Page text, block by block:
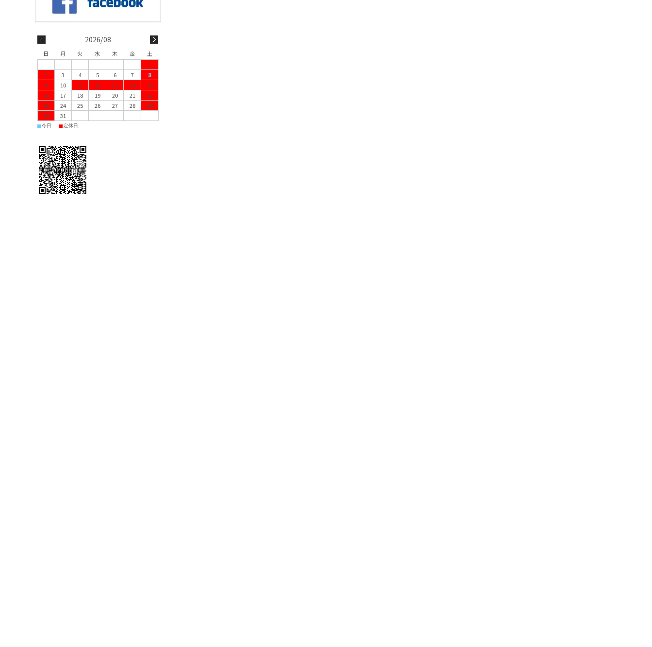
2026/08
日 月 火 水 木 金
土
1
2
3 4 5 6 7
8
9
10 11 12 13 14
15
16
17 18 19 20 21
22
23
24 25 26 27 28
29
30
31
■今日 ■定休日